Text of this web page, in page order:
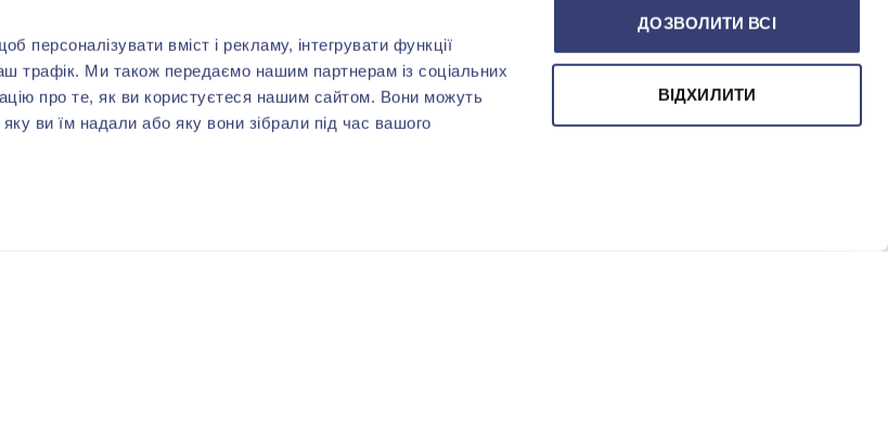
вміст і рекламу, інтегрувати функції
трафік. Ми також передаємо нашим партнерам із соціальних
про те, як ви користуєтеся нашим сайтом. Вони можуть
ви їм надали або яку вони зібрали під час вашого
ДОЗВОЛИТИ ВСІ
ВІДХИЛИТИ